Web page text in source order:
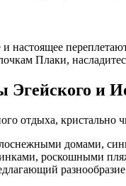
настоящее
Плаки,
и
отдыха,
домами,
роскошными